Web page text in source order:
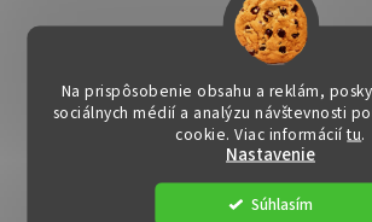
Na prispôsobenie obsahu a reklám,
sociálnych médií a analýzu návštevnosti
cookie. Viac informáciítu.
Nastavenie
Súhlasím